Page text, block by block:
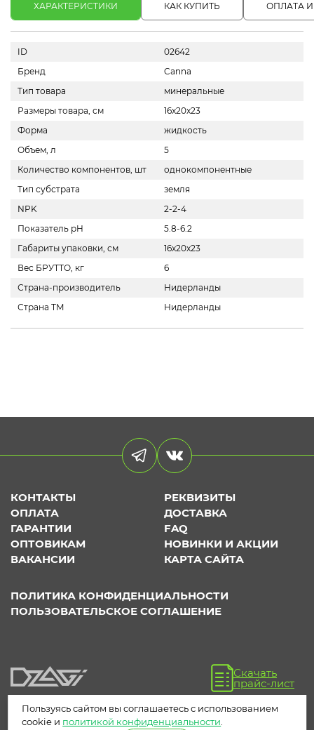
ХАРАКТЕРИСТИКИ КАК КУПИТЬ ОПЛАТА
ID
02642
Бренд
Canna
Тип товара
минеральные
Размеры товара, см
16x20x23
Форма
жидкость
Объем, л
5
Количество компонентов, шт
однокомпонентные
Тип субстрата
земля
NPK
2-2-4
Показатель pH
5.8-6.2
Габариты упаковки, см
16x20x23
Вес БРУТТО, кг
6
Страна-производитель
Нидерланды
Страна ТМ
Нидерланды
КОНТАКТЫ
РЕКВИЗИТЫ
ОПЛАТА
ДОСТАВКА
ГАРАНТИИ
FAQ
ОПТОВИКАМ
НОВИНКИ И АКЦИИ
ВАКАНСИИ
КАРТА САЙТА
ПОЛИТИКА КОНФИДЕНЦИАЛЬНОСТИ
ПОЛЬЗОВАТЕЛЬСКОЕ СОГЛАШЕНИЕ
Скачать
прайс-лист
Пользуясь сайтом вы соглашаетесь с использованием
cookie и политикой конфиденциальности